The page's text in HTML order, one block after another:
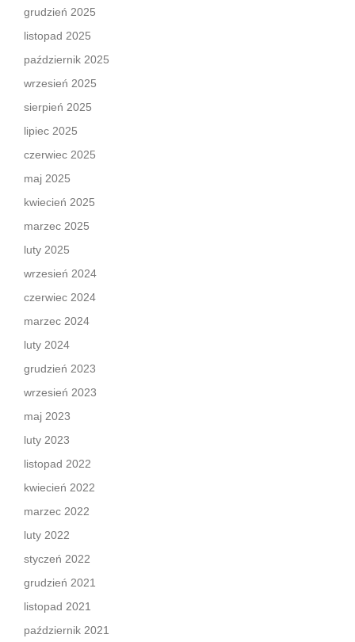
grudzień 2025
listopad 2025
październik 2025
wrzesień 2025
sierpień 2025
lipiec 2025
czerwiec 2025
maj 2025
kwiecień 2025
marzec 2025
luty 2025
wrzesień 2024
czerwiec 2024
marzec 2024
luty 2024
grudzień 2023
wrzesień 2023
maj 2023
luty 2023
listopad 2022
kwiecień 2022
marzec 2022
luty 2022
styczeń 2022
grudzień 2021
listopad 2021
październik 2021